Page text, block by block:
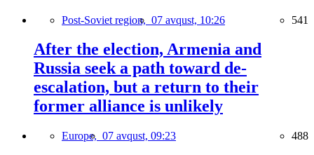
Post-Soviet region, 07 avqust, 10:26 541
After the election, Armenia and
Russia seek a path toward de-
escalation, but a return to their
former alliance is unlikely
Europe, 07 avqust, 09:23 488